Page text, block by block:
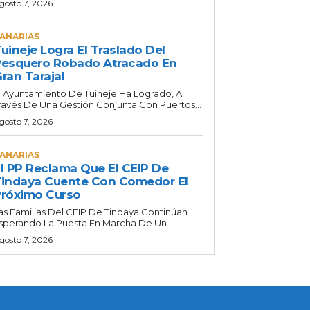
7, 2026
Logra El Traslado Del
Robado Atracado En
Tarajal
Ayuntamiento De Tuineje Ha Logrado, A
De Una Gestión Conjunta Con Puertos...
7, 2026
PP Reclama Que El CEIP De
Cuente Con Comedor El
Curso
Familias Del CEIP De Tindaya Continúan
La Puesta En Marcha De Un...
7, 2026